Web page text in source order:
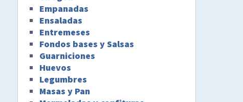
Empanadas
Ensaladas
Entremeses
Fondos bases y Salsas
Guarniciones
Huevos
Legumbres
Masas y Pan